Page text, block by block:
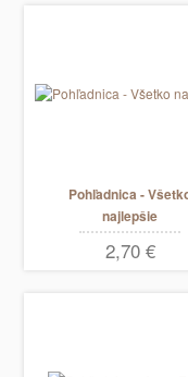
Pohľadnica -
najlepšie
2,70 €